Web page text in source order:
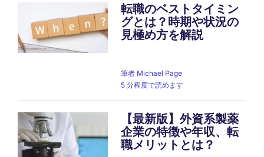
転職のベストタイミン
グとは？時期や状況の
見極め方を解説
筆者 Michael Page
5 分程度で読めます
【最新版】外資系製薬
企業の特徴や年収、転
職メリットとは？